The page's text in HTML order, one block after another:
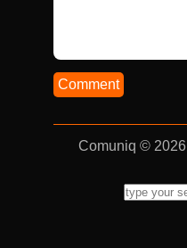
Comment
Comuniq © 2026